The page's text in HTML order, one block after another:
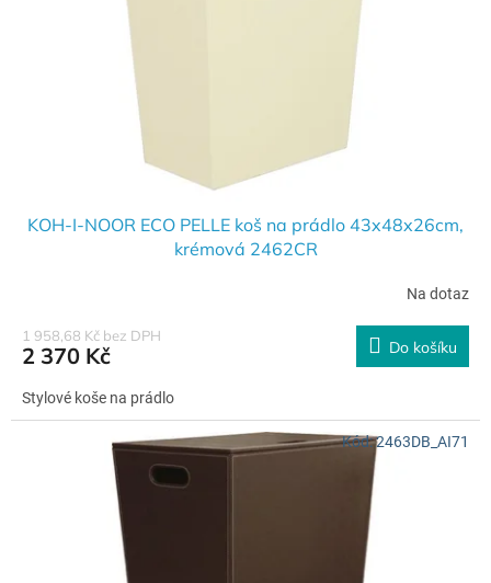
KOH-I-NOOR ECO PELLE koš na prádlo 43x48x26cm,
krémová 2462CR
Na dotaz
1 958,68 Kč bez DPH
2 370 Kč Do košíku
Stylové koše na prádlo
Kód:2463DB_AI71